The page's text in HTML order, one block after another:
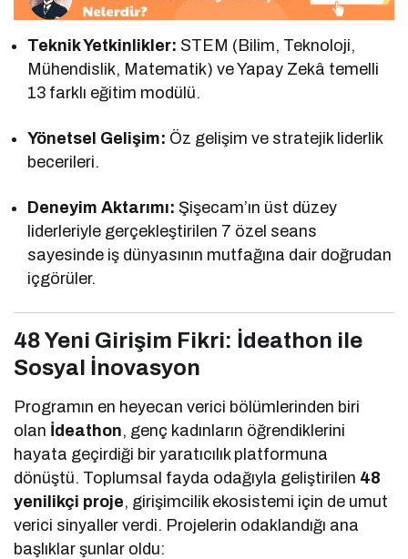
Teknik Yetkinlikler: STEM (Bilim, Teknoloji,
Mühendislik, Matematik) ve Yapay Zekâ temelli
13 farklı eğitim modülü.
Yönetsel Gelişim: Öz gelişim ve stratejik liderlik
becerileri.
Deneyim Aktarımı: Şişecam’ın üst düzey
liderleriyle gerçekleştirilen 7 özel seans
sayesinde iş dünyasının mutfağına dair doğrudan
içgörüler.
48 Yeni Girişim Fikri: İdeathon ile
Sosyal İnovasyon
Programın en heyecan verici bölümlerinden biri
olan İdeathon, genç kadınların öğrendiklerini
hayata geçirdiği bir yaratıcılık platformuna
dönüştü. Toplumsal fayda odağıyla geliştirilen 48
yenilikçi proje, girişimcilik ekosistemi için de umut
verici sinyaller verdi. Projelerin odaklandığı ana
başlıklar şunlar oldu: